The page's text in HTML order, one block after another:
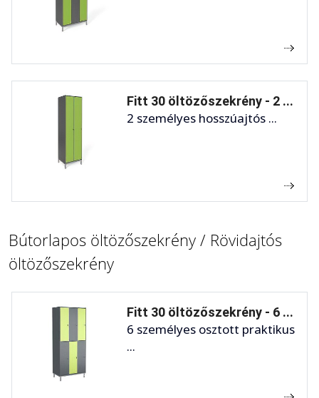
Fitt 30 öltözőszekrény - 2 ...
2 személyes hosszúajtós ...
Bútorlapos öltözőszekrény / Rövidajtós
öltözőszekrény
Fitt 30 öltözőszekrény - 6 ...
6 személyes osztott praktikus
...